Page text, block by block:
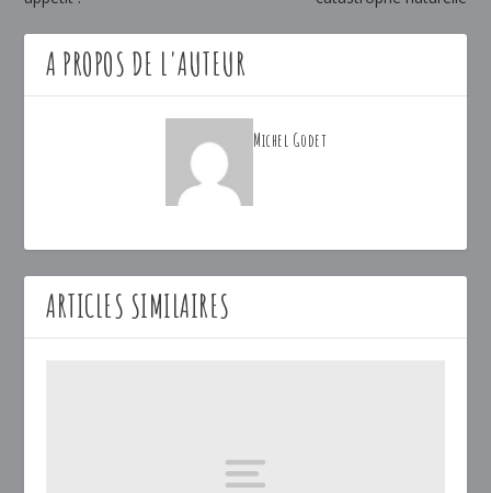
A PROPOS DE L'AUTEUR
Michel Godet
ARTICLES SIMILAIRES